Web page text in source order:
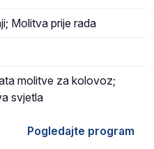
Molitva prije rada
molitve za kolovoz;
svjetla
Pogledajte program